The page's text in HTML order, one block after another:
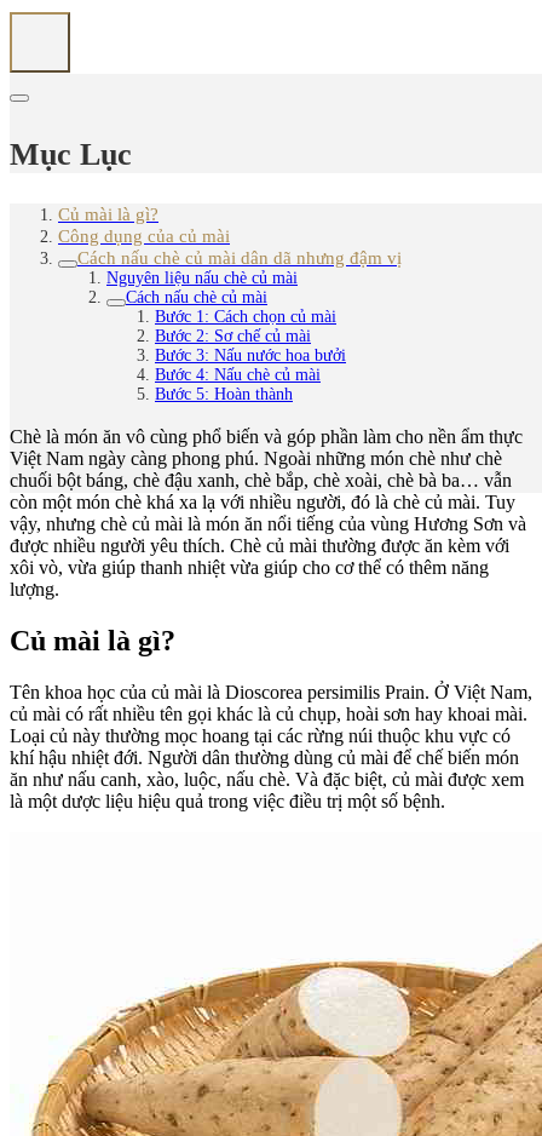
Mục Lục
Củ mài là gì?
Công dụng của củ mài
Cách nấu chè củ mài dân dã nhưng đậm vị
Nguyên liệu nấu chè củ mài
Cách nấu chè củ mài
Bước 1: Cách chọn củ mài
Bước 2: Sơ chế củ mài
Bước 3: Nấu nước hoa bưởi
Bước 4: Nấu chè củ mài
Bước 5: Hoàn thành
Chè là món ăn vô cùng phổ biến và góp phần làm cho nền ẩm thực
Việt Nam ngày càng phong phú. Ngoài những món chè như chè
chuối bột báng, chè đậu xanh, chè bắp, chè xoài, chè bà ba… vẫn
còn một món chè khá xa lạ với nhiều người, đó là chè củ mài. Tuy
vậy, nhưng chè củ mài là món ăn nổi tiếng của vùng Hương Sơn và
được nhiều người yêu thích. Chè củ mài thường được ăn kèm với
xôi vò, vừa giúp thanh nhiệt vừa giúp cho cơ thể có thêm năng
lượng.
Củ mài là gì?
Tên khoa học của củ mài là Dioscorea persimilis Prain. Ở Việt Nam,
củ mài có rất nhiều tên gọi khác là củ chụp, hoài sơn hay khoai mài.
Loại củ này thường mọc hoang tại các rừng núi thuộc khu vực có
khí hậu nhiệt đới. Người dân thường dùng củ mài để chế biến món
ăn như nấu canh, xào, luộc, nấu chè. Và đặc biệt, củ mài được xem
là một dược liệu hiệu quả trong việc điều trị một số bệnh.